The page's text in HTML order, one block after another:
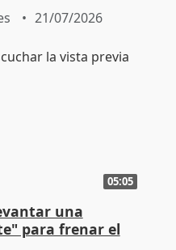
21/07/2026
05:05
una
para frenar el